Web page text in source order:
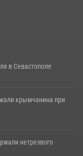
в Севастополе
крымчанина при
нетрезвого